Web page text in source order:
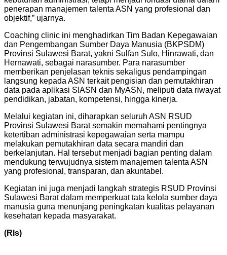
penerapan manajemen talenta ASN yang profesional dan
objektif,” ujarnya.
Coaching clinic ini menghadirkan Tim Badan Kepegawaian
dan Pengembangan Sumber Daya Manusia (BKPSDM)
Provinsi Sulawesi Barat, yakni Sulfan Sulo, Hinrawati, dan
Hernawati, sebagai narasumber. Para narasumber
memberikan penjelasan teknis sekaligus pendampingan
langsung kepada ASN terkait pengisian dan pemutakhiran
data pada aplikasi SIASN dan MyASN, meliputi data riwayat
pendidikan, jabatan, kompetensi, hingga kinerja.
Melalui kegiatan ini, diharapkan seluruh ASN RSUD
Provinsi Sulawesi Barat semakin memahami pentingnya
ketertiban administrasi kepegawaian serta mampu
melakukan pemutakhiran data secara mandiri dan
berkelanjutan. Hal tersebut menjadi bagian penting dalam
mendukung terwujudnya sistem manajemen talenta ASN
yang profesional, transparan, dan akuntabel.
Kegiatan ini juga menjadi langkah strategis RSUD Provinsi
Sulawesi Barat dalam memperkuat tata kelola sumber daya
manusia guna menunjang peningkatan kualitas pelayanan
kesehatan kepada masyarakat.
(Rls)